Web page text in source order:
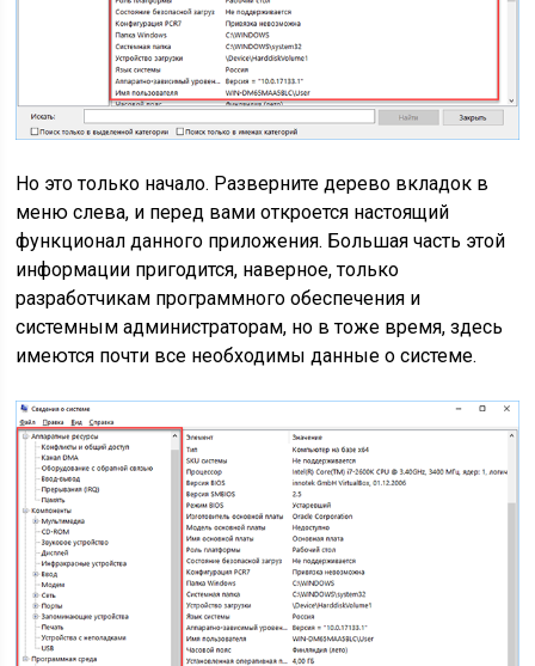
Но это только начало. Разверните дерево вкладок в
меню слева, и перед вами откроется настоящий
функционал данного приложения. Большая часть этой
информации пригодится, наверное, только
разработчикам программного обеспечения и
системным администраторам, но в тоже время, здесь
имеются почти все необходимы данные о системе.